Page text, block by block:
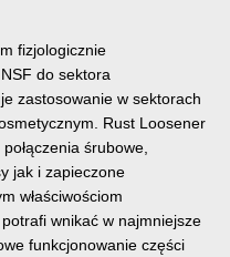
fizjologicznie
do sektora
zastosowanie w sektorach
Rust Loosener
śrubowe,
jak i zapieczone
właściwościom
wnikać w najmniejsze
funkcjonowanie części